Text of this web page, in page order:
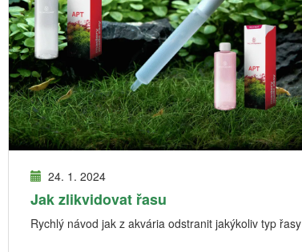
24. 1. 2024
Jak zlikvidovat řasu
Rychlý návod jak z akvária odstranit jakýkoliv typ řasy